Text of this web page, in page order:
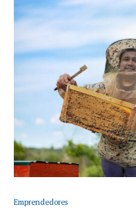
Emprendedores